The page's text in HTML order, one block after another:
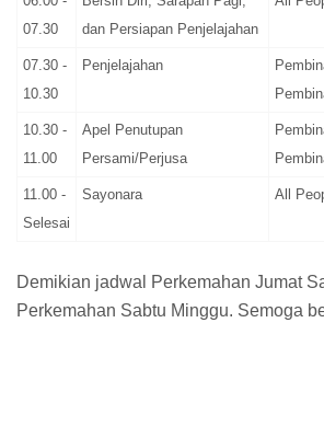
07.30
dan Persiapan Penjelajahan
07.30 -
10.30
Penjelajahan
10.30 -
11.00
Apel Penutupan
Persami/Perjusa
11.00 -
Selesai
Sayonara All
Demikian jadwal Perkemahan Jumat
Perkemahan Sabtu Minggu. Semoga